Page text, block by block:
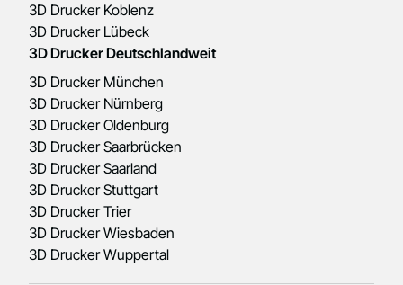
3D Drucker Koblenz
3D Drucker Lübeck
3D Drucker Deutschlandweit
3D Drucker München
3D Drucker Nürnberg
3D Drucker Oldenburg
3D Drucker Saarbrücken
3D Drucker Saarland
3D Drucker Stuttgart
3D Drucker Trier
3D Drucker Wiesbaden
3D Drucker Wuppertal